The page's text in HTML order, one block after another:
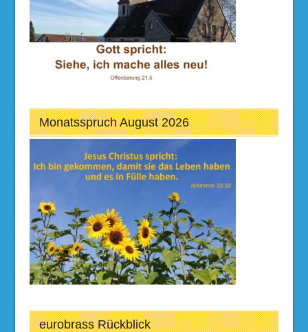
Monatsspruch August 2026
eurobrass Rückblick